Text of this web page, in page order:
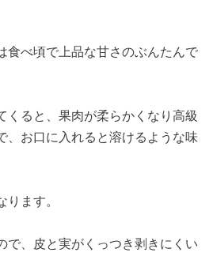
食べ頃で上品な甘さのぶんたんで
くると、果肉が柔らかくなり高級
、お口に入れると溶けるような味
ます。
で、皮と実がくっつき剥きにくい